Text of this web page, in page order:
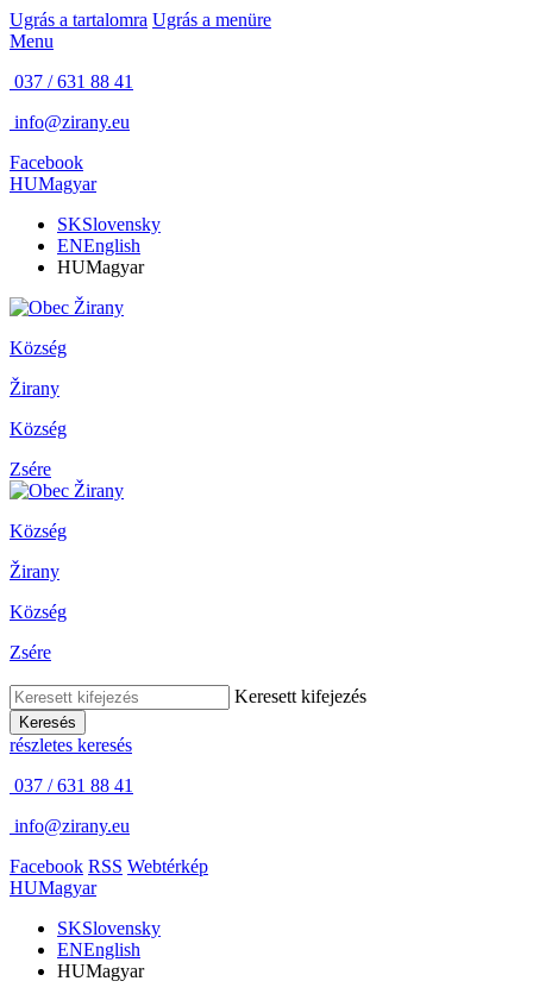
Ugrás a tartalomra Ugrás a menüre
Menu
037 / 631 88 41
info@zirany.eu
Facebook
HUMagyar
SKSlovensky
ENEnglish
HUMagyar
Község
Žirany
Község
Zsére
Község
Žirany
Község
Zsére
Keresett kifejezés
Keresés
részletes keresés
037 / 631 88 41
info@zirany.eu
Facebook RSS Webtérkép
HUMagyar
SKSlovensky
ENEnglish
HUMagyar